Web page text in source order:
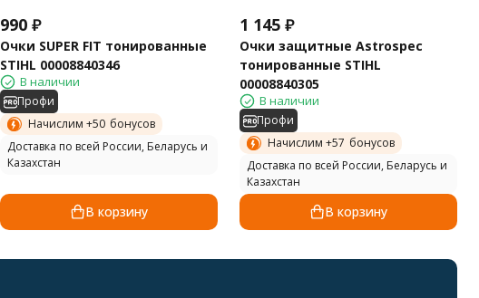
990 ₽
Очки SUPER FIT тонированные
STIHL 00008840346
В наличии
Профи
Начислим +50 бонусов
Доставка по всей России, Беларусь и
Казахстан
В корзину
1 145 ₽
Очки защитные Astrospec
тонированные STIHL
00008840305
В наличии
Профи
Начислим +57 бонусов
Доставка по всей России, Беларусь и
Казахстан
В корзину